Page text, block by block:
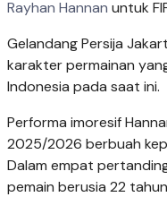
Rayhan Hannan untuk
Gelandang Persija
karakter permainan
Indonesia pada saat ini.
Performa imoresif
2025/2026 berbuah
Dalam empat
pemain berusia 22